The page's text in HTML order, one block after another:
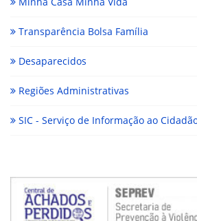
Transparência Bolsa Família
Desaparecidos
Regiões Administrativas
SIC - Serviço de Informação ao